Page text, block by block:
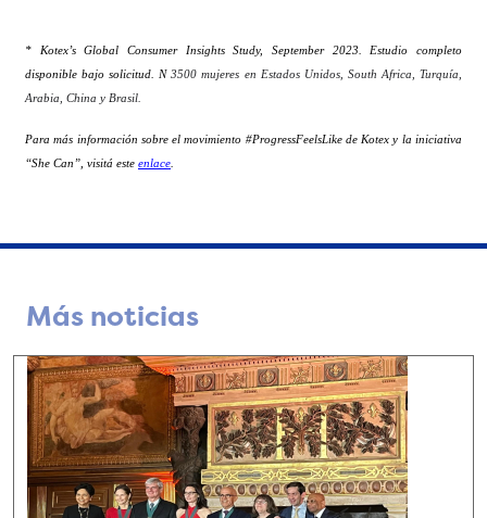
* Kotex’s Global Consumer Insights Study, September 2023. Estudio completo
disponible bajo solicitud. N3500 mujeres en Estados Unidos, South Africa, Turquía,
Arabia, China y Brasil.
Para más información sobre el movimiento #ProgressFeelsLike de Kotex y la iniciativa
“She Can”, visitá este enlace
Más noticias